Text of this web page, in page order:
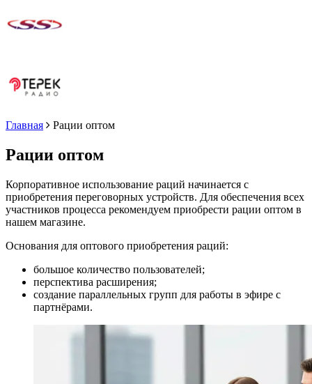
Главная Рации оптом
Рации оптом
Корпоративное использование раций начинается с
приобретения переговорных устройств. Для обеспечения всех
участников процесса рекомендуем приобрести рации оптом в
нашем магазине.
Основания для оптового приобретения раций:
большое количество пользователей;
перспектива расширения;
создание параллельных групп для работы в эфире с
партнёрами.